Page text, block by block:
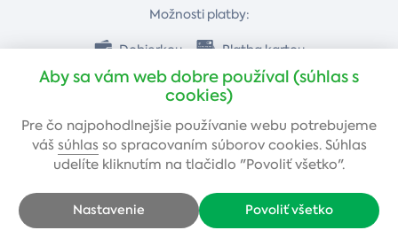
Možnosti platby:
Dobierkou Platba kartou
Bankovým prevodom
Copyright © 2005-2026 Adrop s.r.o. - Všetky práva vyhradené
Aby sa vám web dobre používal (súhlas s
cookies)
Pre čo najpohodlnejšie používanie webu potrebujeme
váš súhlas so spracovaním súborov cookies. Súhlas
udelíte kliknutím na tlačidlo "Povoliť všetko".
Povoliť všetko
Nastavenie